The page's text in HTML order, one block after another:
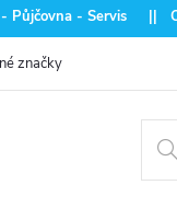
- Servis ||
značky